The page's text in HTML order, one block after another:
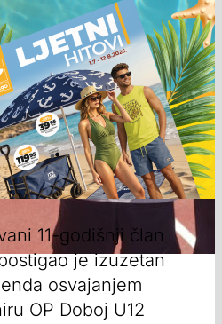
11-godišnji član
je izuzetan
osvajanjem
OP Doboj U12